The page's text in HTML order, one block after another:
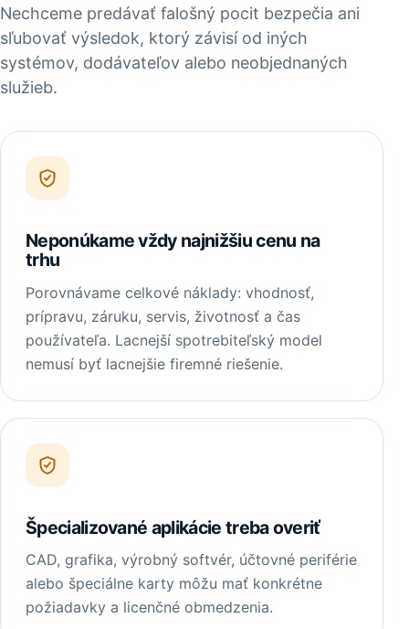
Nechceme predávať falošný pocit bezpečia ani
sľubovať výsledok, ktorý závisí od iných
systémov, dodávateľov alebo neobjednaných
služieb.
Neponúkame vždy najnižšiu cenu na
trhu
Porovnávame celkové náklady: vhodnosť,
prípravu, záruku, servis, životnosť a čas
používateľa. Lacnejší spotrebiteľský model
nemusí byť lacnejšie firemné riešenie.
Špecializované aplikácie treba overiť
CAD, grafika, výrobný softvér, účtovné periférie
alebo špeciálne karty môžu mať konkrétne
požiadavky a licenčné obmedzenia.